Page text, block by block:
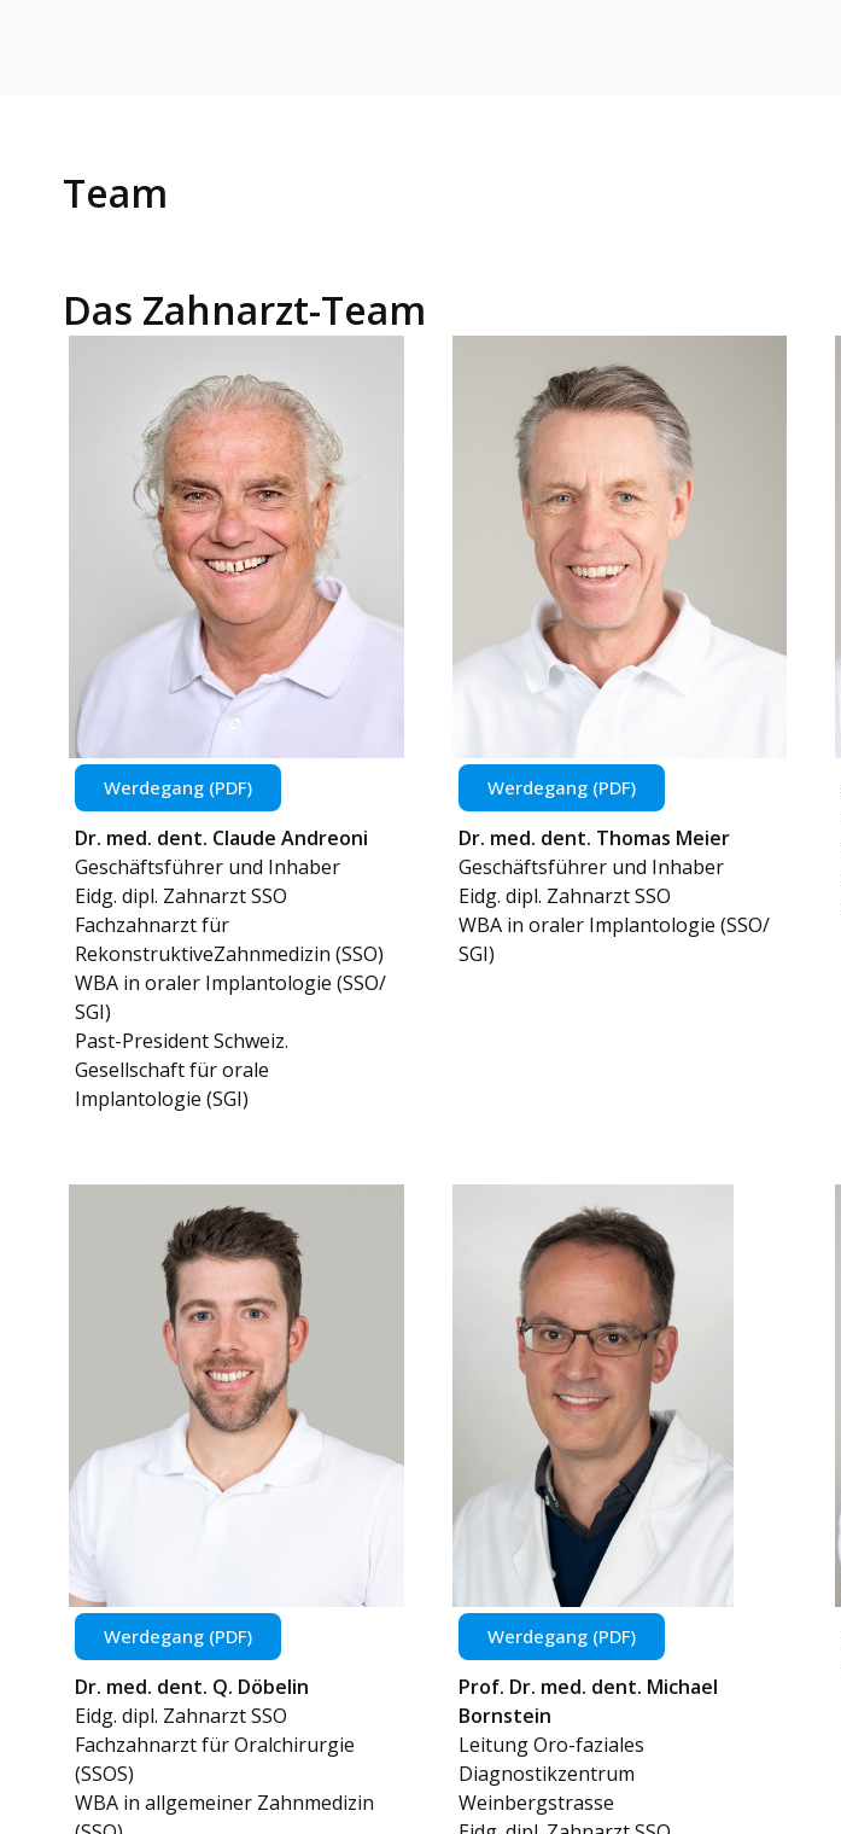
Team
Das Zahnarzt-Team
Werdegang (PDF)
Dr. med. dent. Claude Andreoni
Geschäftsführer und Inhaber
Eidg. dipl. Zahnarzt SSO
Fachzahnarzt für
RekonstruktiveZahnmedizin (SSO)
WBA in oraler Implantologie (SSO/
SGI)
Past-President Schweiz.
Gesellschaft für orale
Implantologie (SGI)
Werdegang (PDF)
Dr. med. dent. Thomas Meier
Geschäftsführer und Inhaber
Eidg. dipl. Zahnarzt SSO
WBA in oraler Implantologie (SSO/
SGI)
Werdegang (PDF)
Dr. med. dent. Q. Döbelin
Eidg. dipl. Zahnarzt SSO
Fachzahnarzt für Oralchirurgie
(SSOS)
WBA in allgemeiner Zahnmedizin
Werdegang (PDF)
Prof. Dr. med. dent. Michael
Bornstein
Leitung Oro-faziales
Diagnostikzentrum
Weinbergstrasse